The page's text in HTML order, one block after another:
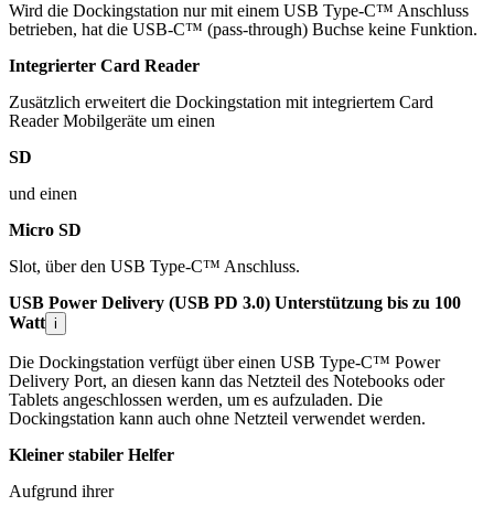
Wird die Dockingstation nur mit einem USB Type-C™ Anschluss
betrieben, hat die USB-C™ (pass-through) Buchse keine Funktion.
Integrierter Card Reader
Zusätzlich erweitert die Dockingstation mit integriertem Card
Reader Mobilgeräte um einen
SD
und einen
Micro SD
Slot, über den USB Type-C™ Anschluss.
USB Power Delivery (USB PD 3.0) Unterstützung bis zu 100
Watt i
Die Dockingstation verfügt über einen USB Type-C™ Power
Delivery Port, an diesen kann das Netzteil des Notebooks oder
Tablets angeschlossen werden, um es aufzuladen. Die
Dockingstation kann auch ohne Netzteil verwendet werden.
Kleiner stabiler Helfer
Aufgrund ihrer